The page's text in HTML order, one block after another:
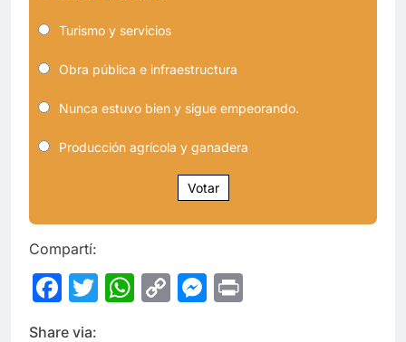
Turismo y servicios
Obra pública e infraestructura
Nunca estuvo bien y sigue empeorando.
Producción agrícola y ganadera
Votar
Compartí:
Facebook
Twitter
WhatsApp
CopyMessenger
Share via: